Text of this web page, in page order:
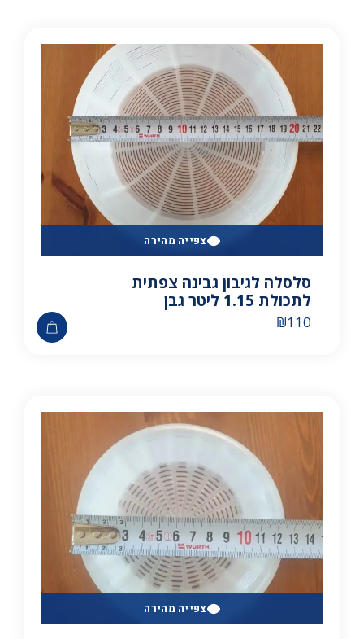
צפייה מהירה
סלסלה לגיבון גבינה צפתית
לתכולת 1.15 ליטר גבן
₪110
צפייה מהירה